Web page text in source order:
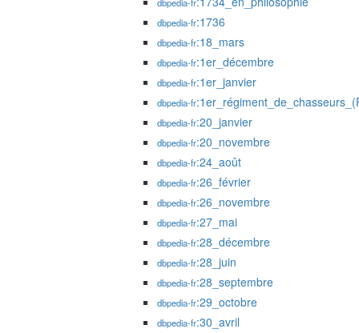
dbpedia-fr:1736
dbpedia-fr:18_mars
dbpedia-fr:1er_décembre
dbpedia-fr:1er_janvier
dbpedia-fr
dbpedia-fr:20_janvier
dbpedia-fr:20_novembre
dbpedia-fr:24_août
dbpedia-fr:26_février
dbpedia-fr:26_novembre
dbpedia-fr:27_mai
dbpedia-fr:28_décembre
dbpedia-fr:28_juin
dbpedia-fr:28_septembre
dbpedia-fr:29_octobre
dbpedia-fr:30_avril